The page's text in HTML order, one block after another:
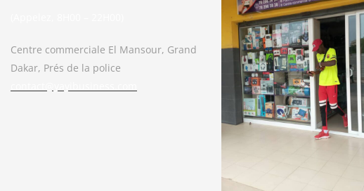
Centre commerciale El Mansour, Grand
Dakar, Prés de la police
Bonjour. En quoi puis-je vous aider ?